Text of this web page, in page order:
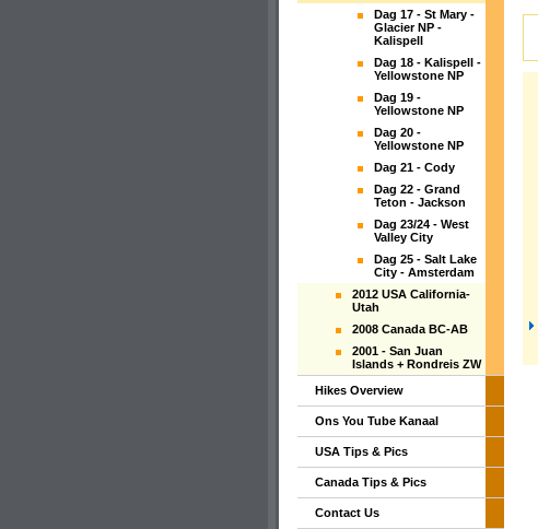
Dag 17 - St Mary -
Glacier NP -
Kalispell
Dag 18 - Kalispell -
Yellowstone NP
Dag 19 -
Yellowstone NP
Dag 20 -
Yellowstone NP
Dag 21 - Cody
Dag 22 - Grand
Teton - Jackson
Dag 23/24 - West
Valley City
Dag 25 - Salt Lake
City - Amsterdam
2012 USA California-
Utah
2008 Canada BC-AB
2001 - San Juan
Islands + Rondreis ZW
Hikes Overview
Ons You Tube Kanaal
USA Tips & Pics
Canada Tips & Pics
Contact Us